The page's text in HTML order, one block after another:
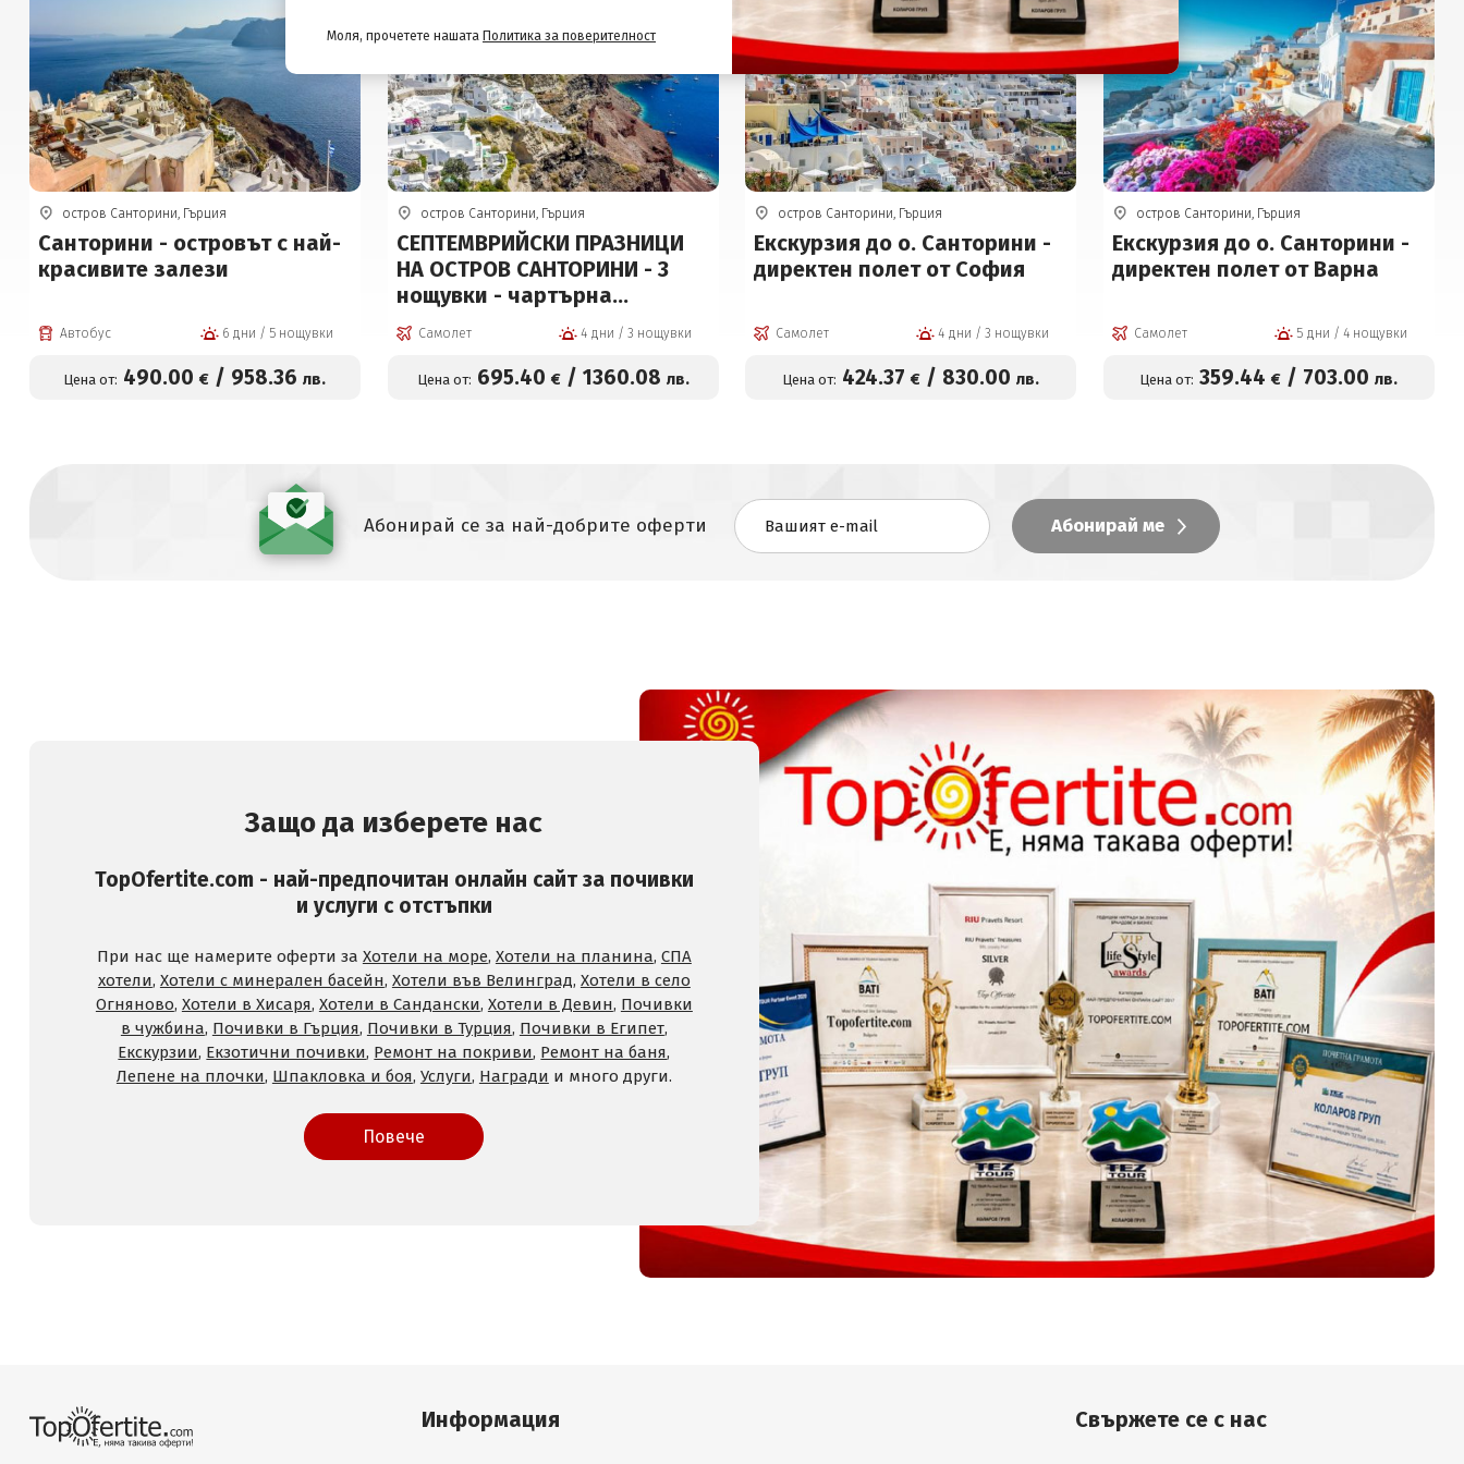
остров Санторини, Гърция
Санторини - островът с най-
красивите залези
Автобус 6 дни / 5 нощувки
Цена от: 490.00 € / 958.36 лв.
остров Санторини, Гърция
СЕПТЕМВРИЙСКИ ПРАЗНИЦИ
НА ОСТРОВ САНТОРИНИ - 3
нощувки - чартърна
програма!
Самолет 4 дни / 3 нощувки
Цена от: 695.40 €/ 1360.08 лв.
остров Санторини, Гърция
Екскурзия до о. Санторини -
директен полет от София
Самолет 4 дни / 3 нощувки
Цена от: 424.37 € / 830.00 лв.
остров Санторини, Гърция
Екскурзия до о. Санторини -
директен полет от Варна
Самолет 5 дни / 4 нощувки
Цена от: 359.44 € / 703.00 лв.
Абонирай се за най-добрите оферти
Защо да изберете нас
TopOfertite.com - най-предпочитан онлайн сайт за почивки
и услуги с отстъпки
При нас ще намерите оферти за Хотели на море, Хотели на планина, СПА
хотели, Хотели с минерален басейн, Хотели във Велинград, Хотели в село
Огняново, Хотели в Хисаря, Хотели в Сандански, Хотели в Девин, Почивки
в чужбина, Почивки в Гърция, Почивки в Турция, Почивки в Египет,
Екскурзии, Екзотични почивки, Ремонт на покриви, Ремонт на баня,
Лепене на плочки, Шпакловка и боя, Услуги, Награди и много други.
Повече
Информация Свържете се с нас
Моля, прочетете нашата Политика за поверителност